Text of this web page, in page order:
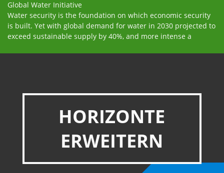
Global Water Initiative
Water security is the foundation on which economic security
is built. Yet with global demand for water in 2030 projected to
exceed sustainable supply by 40%, and more intense a
HORIZONTE
ERWEITERN